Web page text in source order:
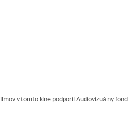
v tomto kine podporil Audiovizuálny fond